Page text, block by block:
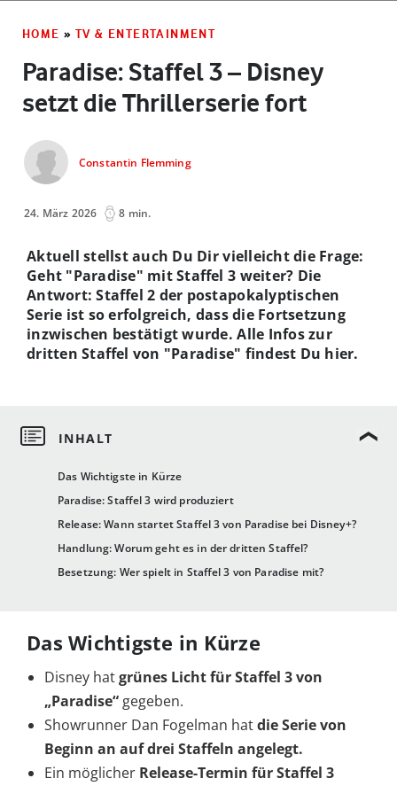
HOME » TV & ENTERTAINMENT
Paradise: Staffel 3 – Disney
setzt die Thrillerserie fort
Constantin Flemming
24. März 2026 8 min.
Das Wichtigste in Kürze
Paradise: Staffel 3 wird produziert
Release: Wann startet Staffel 3 von Paradise bei Disney+?
Handlung: Worum geht es in der dritten Staffel?
Besetzung: Wer spielt in Staffel 3 von Paradise mit?
Aktuell stellst auch Du Dir vielleicht die Frage:
Geht "Paradise" mit Staffel 3 weiter? Die
Antwort: Staffel 2 der postapokalyptischen
Serie ist so erfolgreich, dass die Fortsetzung
inzwischen bestätigt wurde. Alle Infos zur
dritten Staffel von "Paradise" findest Du hier.
Das Wichtigste in Kürze
Disney hatgrünes Licht für Staffel 3 von
„Paradise“ gegeben.
Showrunner Dan Fogelman hatdie Serie von
Beginn an auf drei Staffeln angelegt.
Ein möglicher Release-Termin für Staffel 3